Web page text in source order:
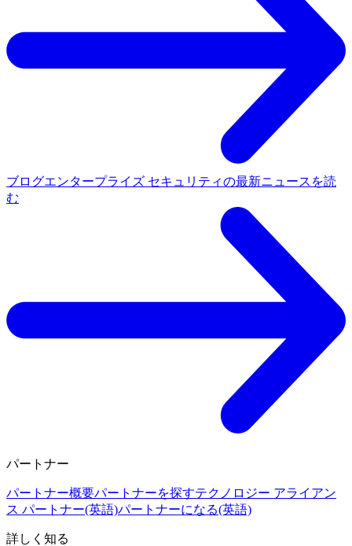
ブログエンタープライズ セキュリティの最新ニュースを読
む
パートナー
パートナー概要パートナーを探すテクノロジー アライアン
ス パートナー(英語)パートナーになる(英語)
詳しく知る